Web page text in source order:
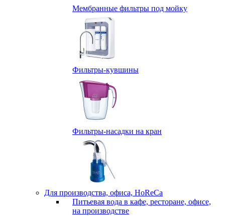
Мембранные фильтры под мойку
Фильтры-кувшины
Фильтры-насадки на кран
Для производства, офиса, HoReCa
Питьевая вода в кафе, ресторане, офисе,
на производстве